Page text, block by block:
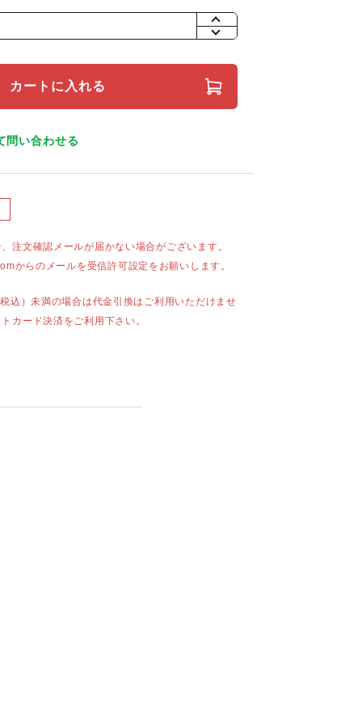
+
カートに入れる
問い合わせる
注文確認メールが届かない場合がございます。
からのメールを受信許可設定をお願いします。
込）未満の場合は代金引換はご利用いただけませ
カード決済をご利用下さい。